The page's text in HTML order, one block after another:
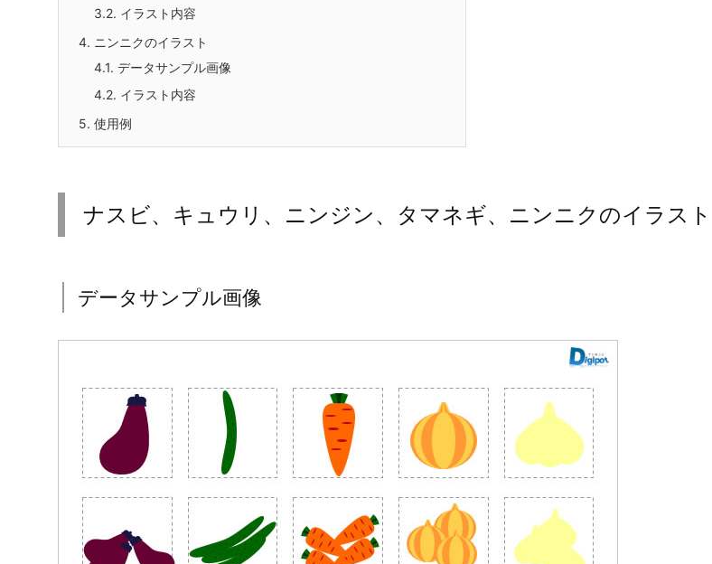
3.2. イラスト内容
4. ニンニクのイラスト
4.1. データサンプル画像
4.2. イラスト内容
5. 使用例
ナスビ、キュウリ、ニンジン、タマネギ、ニンニクのイラスト
データサンプル画像